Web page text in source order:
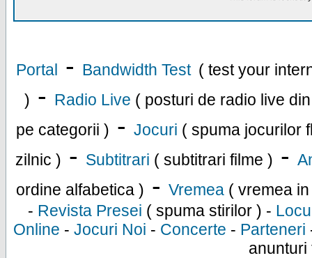
Portal - Bandwidth Test ( test your
) - Radio Live ( posturi de radio live
pe categorii ) - Jocuri ( spuma jocurilor
zilnic ) - Subtitrari ( subtitrari filme ) -
ordine alfabetica ) - Vremea ( vremea
- Revista Presei ( spuma stirilor ) -
Online - Jocuri Noi - Concerte - Parteneri
anunturi